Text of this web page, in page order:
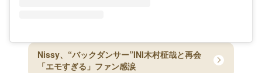
Nissy、“バックダンサー”INI木村柾哉と再会
「エモすぎる」ファン感涙